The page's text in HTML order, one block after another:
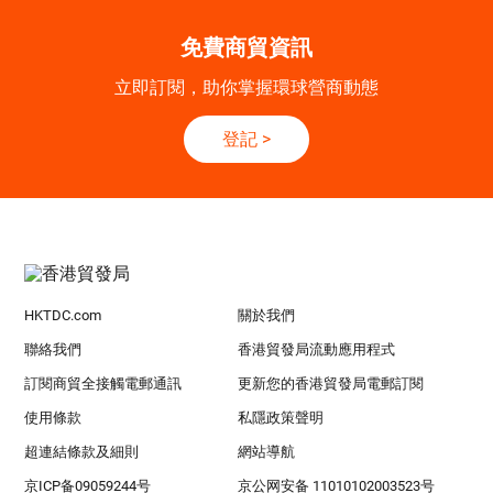
免費商貿資訊
立即訂閱，助你掌握環球營商動態
登記 >
HKTDC.com 關於我們
聯絡我們 香港貿發局流動應用程式
訂閱商貿全接觸電郵通訊 更新您的香港貿發局電郵訂閱
使用條款 私隱政策聲明
超連結條款及細則 網站導航
京ICP备09059244号 京公网安备 11010102003523号